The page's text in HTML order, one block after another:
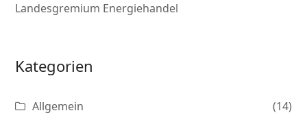
Landesgremium Energiehandel
Kategorien
Allgemein
(14)